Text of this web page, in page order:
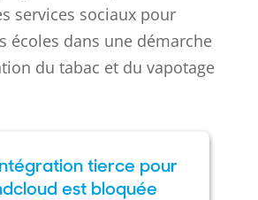
services sociaux pour
écoles dans une démarche
du tabac et du vapotage
tierce pour
est bloquée